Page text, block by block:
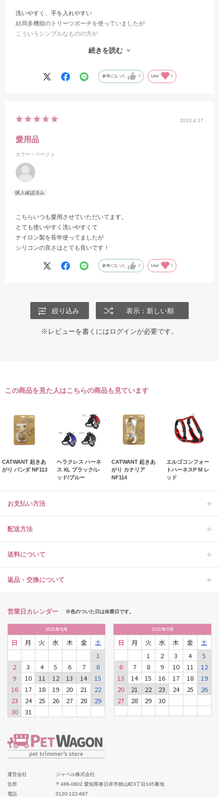
洗いやすく、手を入れやすい
結局多機能のトリーツポーチを使っていましたが
こういうシンプルなものの方が
り、耐久性も申し分ないかと思います。
続きを読む
参考になった 0 Like! 0
2023.4.17
愛用品
カラー：ベージュ
こちらいつも愛用させていただいてます。
とても使いやすく洗いやすくて
ナイロン製を長年使ってましたが
シリコンの良さはとても良いです！
参考になった 0 Like! 0
絞り込み 表示：新しい順
※レビューを書くにはログインが必要です。
この商品を見た人はこちらの商品も見ています
CATWANT 起きあ
がり パンダ NF113
ヘラクレス ハーネ
ス XL ブラック/レ
ッド/ブルー
CATWANT 起きあ
がり カナリア
NF114
エルゴコンフォー
トハーネスP M レ
ッド
お支払い方法
配送方法
送料について
返品・交換について
営業日カレンダー ※色のついた日は休業日です。
2026年8月
日 月 火 水 木 金
土
1
2
3 4 5 6 7
8
9
10 11 12 13 14
15
16
17 18 19 20 21
22
23
24 25 26 27 28
29
30
31
2026年9月
日 月 火 水 木 金
土
1
2 3 4
5
6
7 8 9 10 11
12
13
14 15 16 17 18
19
20
21 22 23 24 25
26
27
28 29 30
運営会社
ジャペル株式会社
住所
〒486-0802 愛知県春日井市桃山町3丁目105番地
電話
0120-122-667